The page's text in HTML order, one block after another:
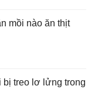
mồi nào ăn thịt
bị treo lơ lửng trong